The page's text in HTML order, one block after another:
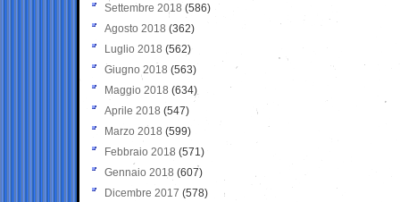
Settembre 2018 (586)
Agosto 2018 (362)
Luglio 2018 (562)
Giugno 2018 (563)
Maggio 2018 (634)
Aprile 2018 (547)
Marzo 2018 (599)
Febbraio 2018 (571)
Gennaio 2018 (607)
Dicembre 2017 (578)